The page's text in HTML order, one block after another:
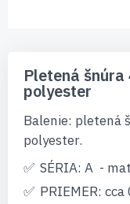
začiatok
galérie
Pletená šnúra
polyester
Balenie: pletená
polyester.
SÉRIA: A -
PRIEMER: